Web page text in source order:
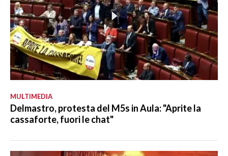
MULTIMEDIA
Delmastro, protesta del M5s in Aula: "Aprite la
cassaforte, fuori le chat"